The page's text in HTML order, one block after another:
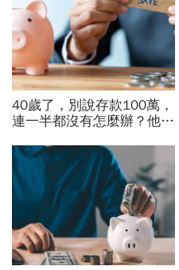
40歲了，別說存款100萬，
連一半都沒有怎麼辦？他5
存錢法」脫離月光族